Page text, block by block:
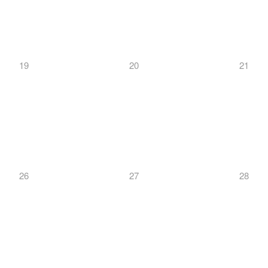
19 20 21
26 27 28